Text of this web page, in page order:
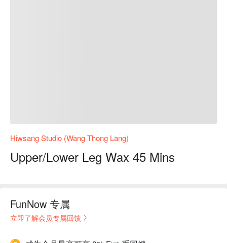
Hiwsang Studio (Wang Thong Lang)
Upper/Lower Leg Wax 45 Mins
FunNow 专属
立即了解会员专属回馈